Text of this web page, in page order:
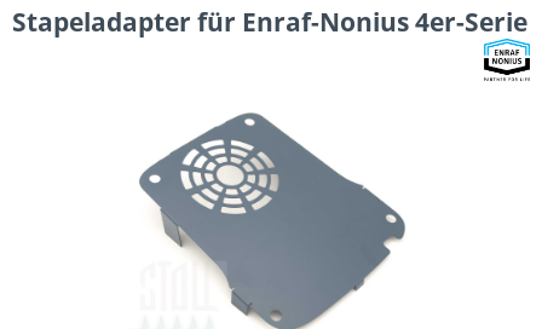
Stapeladapter für Enraf-Nonius 4er-Serie